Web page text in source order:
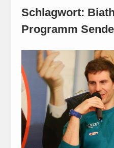
Schlagwort:
Programm